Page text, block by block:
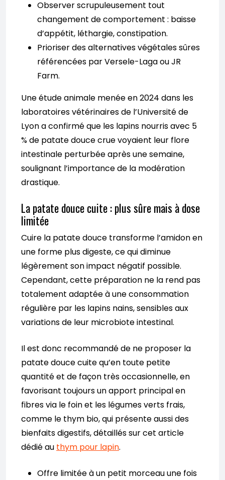
Observer scrupuleusement tout
changement de comportement : baisse
d’appétit, léthargie, constipation.
Prioriser des alternatives végétales sûres
référencées par Versele-Laga ou JR
Farm.
Une étude animale menée en 2024 dans les
laboratoires vétérinaires de l’Université de
Lyon a confirmé que les lapins nourris avec 5
% de patate douce crue voyaient leur flore
intestinale perturbée après une semaine,
soulignant l’importance de la modération
drastique.
La patate douce cuite : plus sûre mais à dose
limitée
Cuire la patate douce transforme l’amidon en
une forme plus digeste, ce qui diminue
légèrement son impact négatif possible.
Cependant, cette préparation ne la rend pas
totalement adaptée à une consommation
régulière par les lapins nains, sensibles aux
variations de leur microbiote intestinal.
Il est donc recommandé de ne proposer la
patate douce cuite qu’en toute petite
quantité et de façon très occasionnelle, en
favorisant toujours un apport principal en
fibres via le foin et les légumes verts frais,
comme le thym bio, qui présente aussi des
bienfaits digestifs, détaillés sur cet article
dédié au thym pour lapin.
Offre limitée à un petit morceau une fois